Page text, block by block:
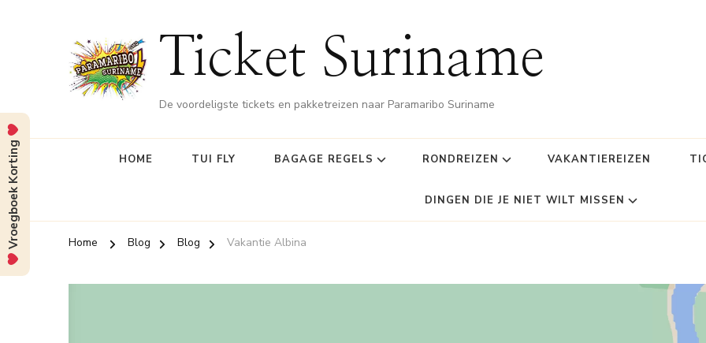
Ticket Suriname
De voordeligste tickets en pakketreizen naar Paramaribo Suriname
HOME TUI FLY BAGAGE REGELS RONDREIZEN VAKANTIEREIZEN
DINGEN DIE JE NIET WILT MISSEN
Home Blog Blog Vakantie Albina
Vroegboek Korting